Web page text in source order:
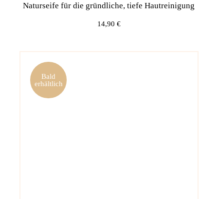
Naturseife für die gründliche, tiefe Hautreinigung
14,90 €
Bald
erhältlich